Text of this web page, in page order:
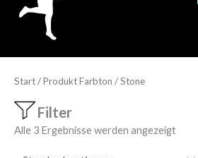
Start/ Produkt Farbton / Stone
Filter
Alle 3 Ergebnisse werden angezeigt